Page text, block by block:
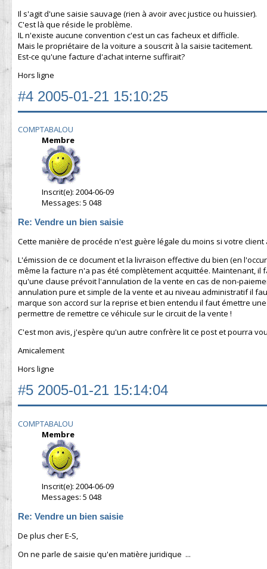
Il s'agit d'une saisie sauvage (rien à avoir avec justice ou huissier).
C'est là que réside le problème.
IL n'existe aucune convention c'est un cas facheux et difficile.
Mais le propriétaire de la voiture a souscrit à la saisie tacitement.
Est-ce qu'une facture d'achat interne suffirait?
Hors ligne
#4 2005-01-21 15:10:25
COMPTABALOU
Membre
Inscrit(e): 2004-06-09
Messages: 5 048
Re: Vendre un bien saisie
Cette manière de procéde n'est guère légale du moins si votre
L'émission de ce document et la livraison effective du bien (en
même la facture n'a pas été complètement acquittée. Maintenant, il
qu'une clause prévoit l'annulation de la vente en cas de non-
annulation pure et simple de la vente et au niveau administratif il
marque son accord sur la reprise et bien entendu il faut émettre une
permettre de remettre ce véhicule sur le circuit de la vente !
C'est mon avis, j'espère qu'un autre confrère lit ce post et pourra
Amicalement
Hors ligne
#5 2005-01-21 15:14:04
COMPTABALOU
Membre
Inscrit(e): 2004-06-09
Messages: 5 048
Re: Vendre un bien saisie
De plus cher E-S,
On ne parle de saisie qu'en matière juridique ...